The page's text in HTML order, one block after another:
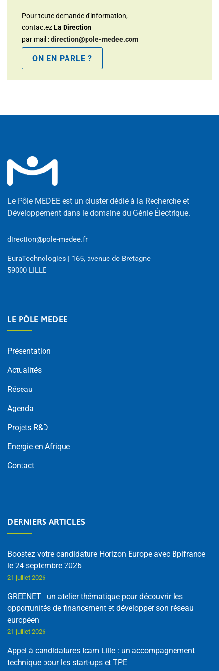
Pour toute demande d'information,
contactezLa Direction
par mail :direction@pole-medee.com
ON EN PARLE ?
Le Pôle MEDEE est un cluster dédié à la Recherche et
Développement dans le domaine du Génie Électrique.
direction@pole-medee.fr
EuraTechnologies | 165, avenue de Bretagne
59000 LILLE
LE PÔLE MEDEE
Présentation
Actualités
Réseau
Agenda
Projets R&D
Energie en Afrique
Contact
DERNIERS ARTICLES
Boostez votre candidature Horizon Europe avec Bpifrance
le 24 septembre 2026
21 juillet 2026
GREENET : un atelier thématique pour découvrir les
opportunités de financement et développer son réseau
européen
21 juillet 2026
Appel à candidatures Icam Lille : un accompagnement
technique pour les start-ups et TPE